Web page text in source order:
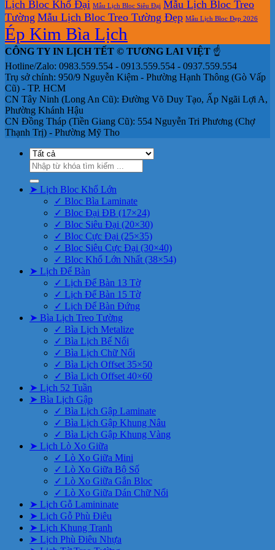
Lịch Bloc Khổ Đại Mẫu Lịch Bloc Siêu Đại Mẫu Lịch Bloc Treo
Tường Mẫu Lịch Bloc Treo Tường Đẹp Mẫu Lịch Bloc Đẹp 2026
Ép Kim Bìa Lịch
CÔNG TY IN LỊCH TẾT © TƯƠNG LAI VIỆT ☝️
Hotline/Zalo: 0983.559.554 - 0913.559.554 - 0937.559.554
Trụ sở chính: 950/9 Nguyễn Kiệm - Phường Hạnh Thông (Gò Vấp
Cũ) - TP. HCM
CN Tây Ninh (Long An Cũ): Đường Võ Duy Tạo, Ấp Ngãi Lợi A,
Phường Khánh Hậu
CN Đồng Tháp (Tiền Giang Cũ): 554 Nguyễn Tri Phương (Chợ
Thạnh Trị) - Phường Mỹ Tho
Tìm
kiếm:
➤ Lịch Bloc Khổ Lớn
✓ Bloc Bìa Laminate
✓ Bloc Đại ĐB (17×24)
✓ Bloc Siêu Đại (20×30)
✓ Bloc Cực Đại (25×35)
✓ Bloc Siêu Cực Đại (30×40)
✓ Bloc Khổ Lớn Nhất (38×54)
➤ Lịch Để Bàn
✓ Lịch Để Bàn 13 Tờ
✓ Lịch Để Bàn 15 Tờ
✓ Lịch Để Bàn Đứng
➤ Bìa Lịch Treo Tường
✓ Bìa Lịch Metalize
✓ Bìa Lịch Bế Nổi
✓ Bìa Lịch Chữ Nổi
✓ Bìa Lịch Offset 35×50
✓ Bìa Lịch Offset 40×60
➤ Lịch 52 Tuần
➤ Bìa Lịch Gập
✓ Bìa Lịch Gập Laminate
✓ Bìa Lịch Gập Khung Nâu
✓ Bìa Lịch Gập Khung Vàng
➤ Lịch Lò Xo Giữa
✓ Lò Xo Giữa Mini
✓ Lò Xo Giữa Bộ Số
✓ Lò Xo Giữa Gắn Bloc
✓ Lò Xo Giữa Dán Chữ Nổi
➤ Lịch Gỗ Lamininate
➤ Lịch Gỗ Phù Điêu
➤ Lịch Khung Tranh
➤ Lịch Phù Điêu Nhựa